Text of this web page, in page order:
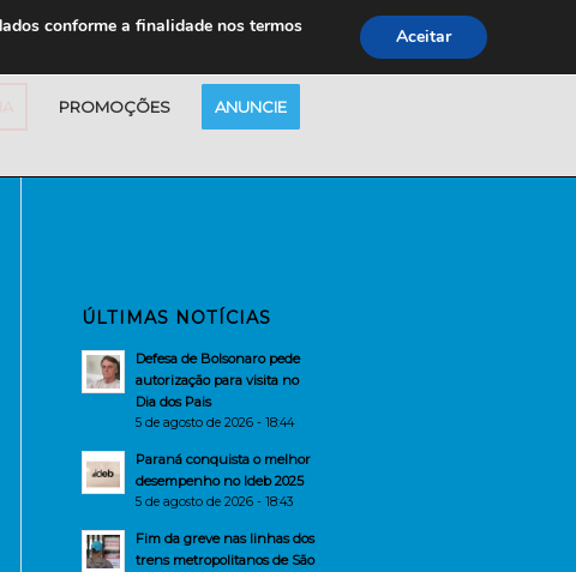
PROMOÇÕES ANUNCIE
ÚLTIMAS NOTÍCIAS
Defesa de Bolsonaro pede
autorização para visita no
Dia dos Pais
5 de agosto de 2026 - 18:44
Paraná conquista o melhor
desempenho no Ideb 2025
5 de agosto de 2026 - 18:43
Fim da greve nas linhas dos
trens metropolitanos de São
conforme a finalidade nos termos
Aceitar